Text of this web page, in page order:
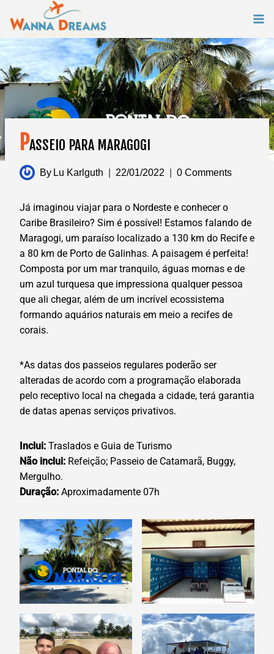
content
PASSEIO PARA MARAGOGI
By Lu Karlguth 22/01/2022 0 Comments
Já imaginou viajar para o Nordeste e conhecer o
Caribe Brasileiro? Sim é possível! Estamos falando de
Maragogi, um paraíso localizado a 130 km do Recife e
a 80 km de Porto de Galinhas. A paisagem é perfeita!
Composta por um mar tranquilo, águas mornas e de
um azul turquesa que impressiona qualquer pessoa
que ali chegar, além de um incrível ecossistema
formando aquários naturais em meio a recifes de
corais.
*As datas dos passeios regulares poderão ser
alteradas de acordo com a programação elaborada
pelo receptivo local na chegada a cidade, terá garantia
de datas apenas serviços privativos.
Inclui: Traslados e Guia de Turismo
Não inclui: Refeição; Passeio de Catamarã, Buggy,
Mergulho.
Duração: Aproximadamente 07h